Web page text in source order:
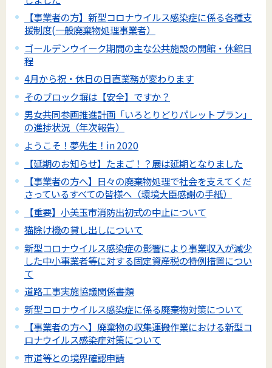
【事業者の方】新型コロナウイルス感染症に係る各種支
援制度(一般廃棄物処理事業者）
ゴールデンウイーク期間の主な公共施設の開館・休館日
程
4月から祝・休日の日直業務が変わります
そのブロック塀は【安全】ですか？
男女共同参画推進計画「いろとりどりパレットプラン」
の進捗状況（年次報告）
ようこそ！夢先生！in 2020
【延期のお知らせ】たまご！？展は延期となりました
【事業者の方へ】日々の廃棄物処理で社会を支えてくだ
さっているすべての皆様へ（環境大臣感謝の手紙）
【重要】小美玉市消防出初式の中止について
猫除け機の貸し出しについて
新型コロナウイルス感染症の影響により事業収入が減少
した中小事業者等に対する固定資産税の特例措置につい
て
道路工事実施協議関係書類
新型コロナウイルス感染症に係る廃棄物対策について
【事業者の方へ】廃棄物の収集運搬作業における新型コ
ロナウイルス感染症対策について
市道等との境界確認申請